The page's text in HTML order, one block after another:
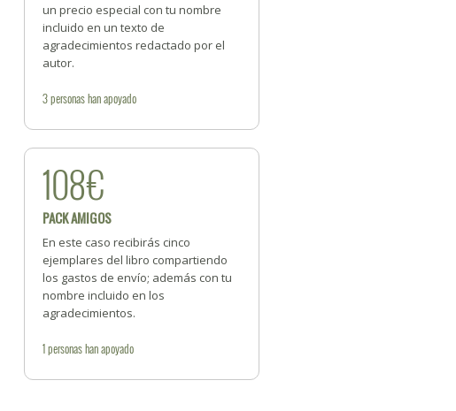
un precio especial con tu nombre
incluido en un texto de
agradecimientos redactado por el
autor.
3personashan apoyado
108€
PACK AMIGOS
En este caso recibirás cinco
ejemplares del libro compartiendo
los gastos de envío; además con tu
nombre incluido en los
agradecimientos.
1personashan apoyado